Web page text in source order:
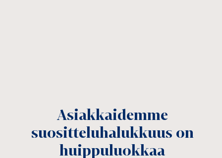
Asiakkaidemme
suositteluhalukkuus on
huippuluokkaa